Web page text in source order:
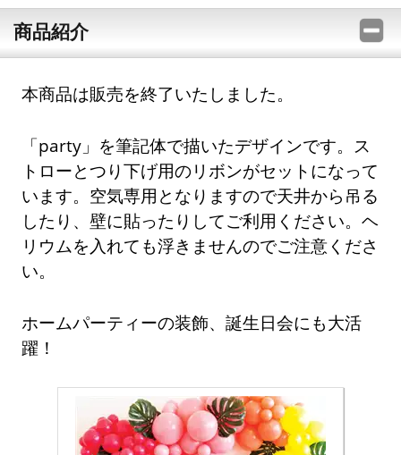
商品紹介
本商品は販売を終了いたしました。
「party」を筆記体で描いたデザインです。ス
トローとつり下げ用のリボンがセットになって
います。空気専用となりますので天井から吊る
したり、壁に貼ったりしてご利用ください。ヘ
リウムを入れても浮きませんのでご注意くださ
い。
ホームパーティーの装飾、誕生日会にも大活
躍！